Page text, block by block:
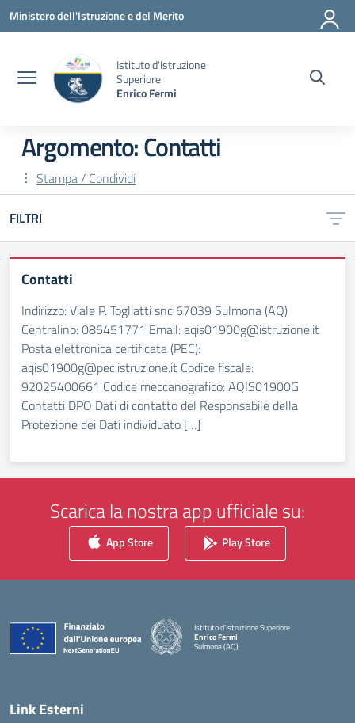
Vai ai contenuti
Vai al menu di navigazione
Vai al footer
Ministero dell'Istruzione e del Merito
Istituto d'Istruzione
Superiore
Enrico Fermi
Argomento: Contatti
Stampa / Condividi
FILTRI
Contatti
Indirizzo: Viale P. Togliatti snc 67039 Sulmona (AQ)
Centralino: 086451771 Email: aqis01900g@istruzione.it
Posta elettronica certificata (PEC):
aqis01900g@pec.istruzione.it Codice fiscale:
92025400661 Codice meccanografico: AQIS01900G
Contatti DPO Dati di contatto del Responsabile della
Protezione dei Dati individuato […]
Scarica la nostra app ufficiale su:
App Store Play Store
Istituto d'Istruzione Superiore
Enrico Fermi
Sulmona (AQ)
— Visita la pagina iniziale della scuola
Link Esterni